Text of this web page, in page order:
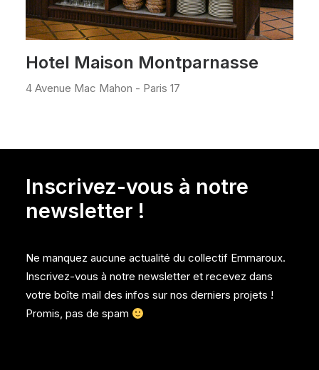
Hotel Maison Montparnasse
4 Avenue Mac Mahon - Paris 17
Inscrivez-vous à notre
newsletter !
Ne manquez aucune actualité du collectif Emmaroux.
Inscrivez-vous à notre newsletter et recevez dans
votre boîte mail des infos sur nos derniers projets !
Promis, pas de spam